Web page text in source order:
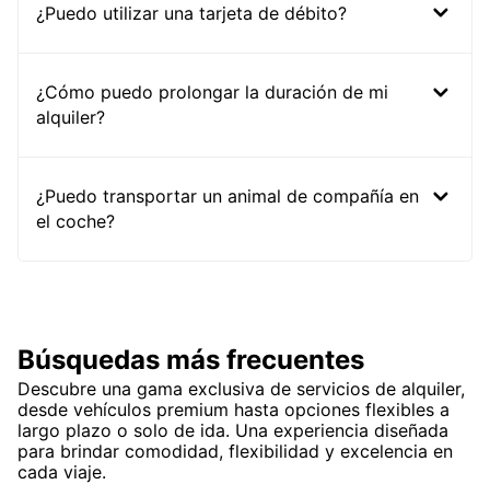
¿Puedo utilizar una tarjeta de débito?
¿Cómo puedo prolongar la duración de mi
alquiler?
¿Puedo transportar un animal de compañía en
el coche?
Búsquedas más frecuentes
Descubre una gama exclusiva de servicios de alquiler,
desde vehículos premium hasta opciones flexibles a
largo plazo o solo de ida. Una experiencia diseñada
para brindar comodidad, flexibilidad y excelencia en
cada viaje.